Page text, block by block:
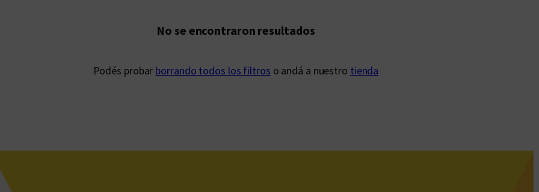
No se encontraron resultados
Podés probar borrando todos los filtros o andá a nuestro tienda